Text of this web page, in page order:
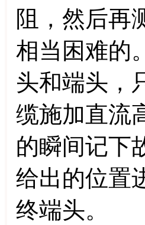
阻，然后再
相当困难的
头和端头，
缆施加直流
的瞬间记下
给出的位置
终端头。